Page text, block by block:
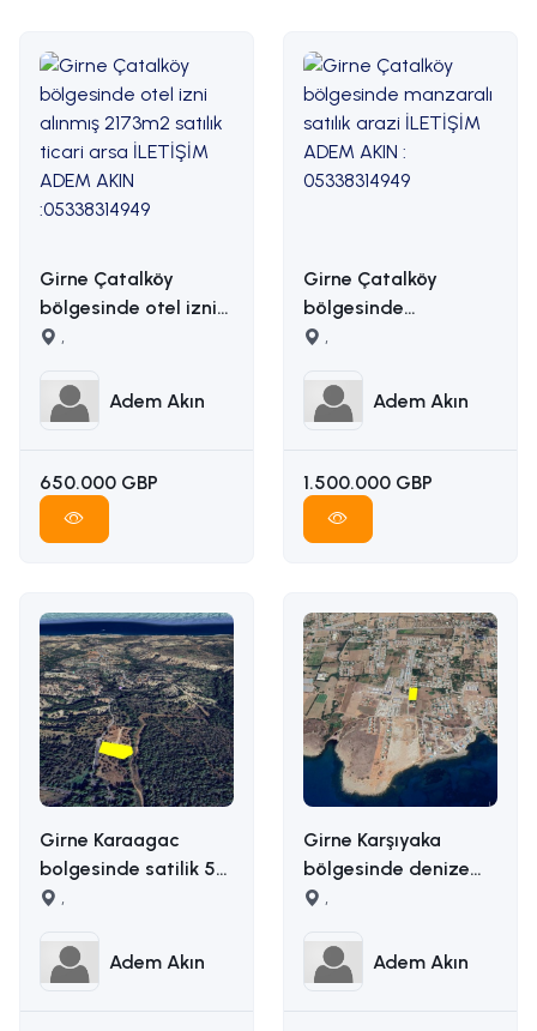
Girne Çatalköy
bölgesinde otel izni
alınmış 2173m2 satılık
ADEM AKIN
:05338314949
,
Adem Akın
650.000 GBP
Girne Çatalköy
bölgesinde
manzaralı satılık
AKIN : 05338314949
,
Adem Akın
1.500.000 GBP
Girne Karaagac
bolgesinde satilik 5
donum satilik arazi
05338314949
,
Adem Akın
Girne Karşıyaka
bölgesinde denize
yakın uygun fiyata
satılık arazi İLETİŞİM
ADEM AKIN
,
Adem Akın